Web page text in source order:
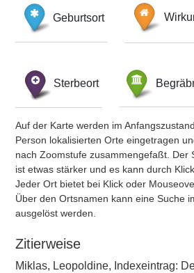
Geburtsort
Sterbeort
Auf der Karte werden im
Person lokalisierten Orte eingetragen
nach Zoomstufe zusammengefaßt. Der
ist etwas stärker und es kann durch
Jeder Ort bietet bei Klick oder
Über den Ortsnamen kann eine Suche
ausgelöst werden.
Zitierweise
Miklas, Leopoldine, Indexeintrag: